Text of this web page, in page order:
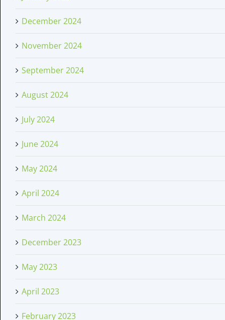
December 2024
November 2024
September 2024
August 2024
July 2024
June 2024
May 2024
April 2024
March 2024
December 2023
May 2023
April 2023
February 2023